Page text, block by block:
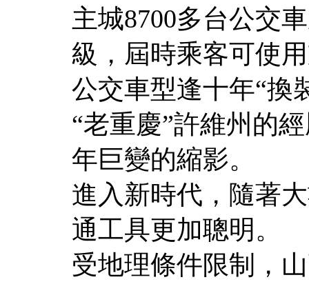
主城8700多台公交
級，屆時乘客可使
公交車型逢十年“換
“老重慶”許維州的
年巨變的縮影。
進入新時代，隨著
通工具更加聰明。
受地理條件限制，